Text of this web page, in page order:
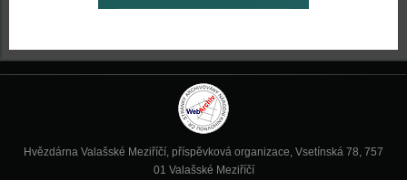
Hvězdárna Valašské Meziříčí, příspěvková organizace, Vsetínská 78, 757
01 Valašské Meziříčí